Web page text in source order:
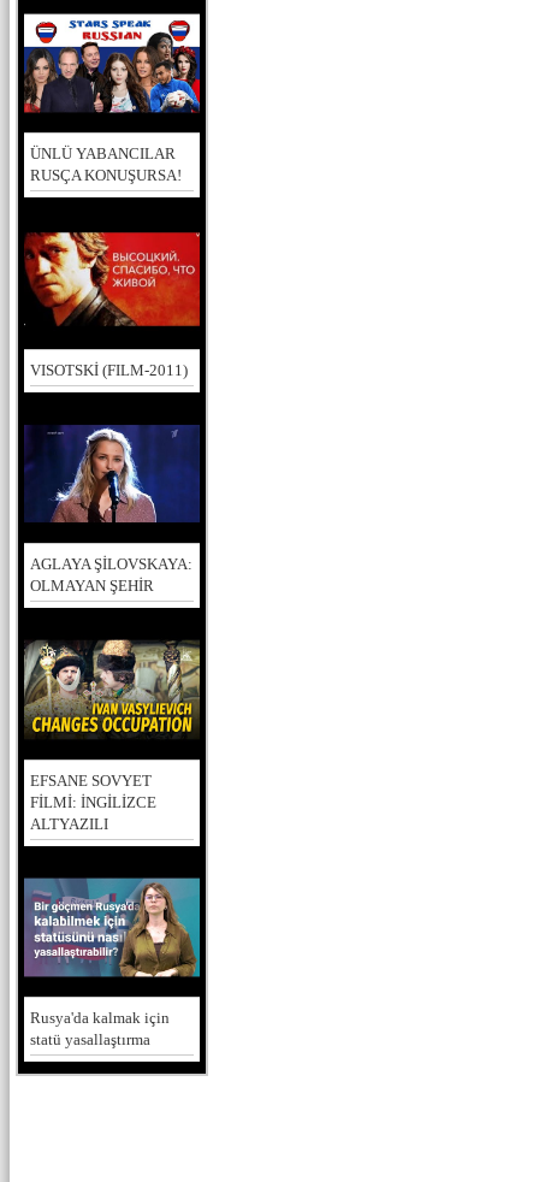
ÜNLÜ YABANCILAR
RUSÇA KONUŞURSA!
VISOTSKİ (FILM-2011)
AGLAYA ŞİLOVSKAYA:
OLMAYAN ŞEHİR
EFSANE SOVYET
FİLMİ: İNGİLİZCE
ALTYAZILI
Rusya'da kalmak için
statü yasallaştırma